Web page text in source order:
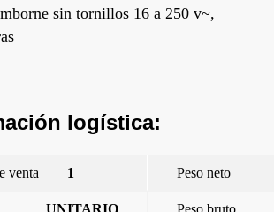
sin tornillos 16 a 250 v~,
logística:
venta 1 Peso neto
UNITARIO Peso bruto